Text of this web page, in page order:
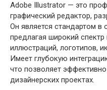
Adobe Illustrator — это
графический редактор,
Он является стандартом в
предлагая широкий
иллюстраций, логотипов,
Имеет глубокую
что позволяет
дизайнерских проектах.